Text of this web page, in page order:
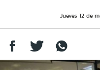
Jueves 12 de